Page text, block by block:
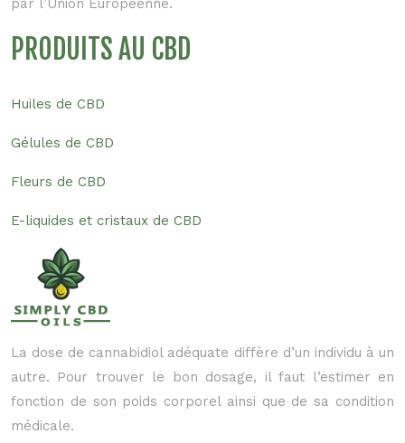
par l’Union Européenne.
PRODUITS AU CBD
Huiles de CBD
Gélules de CBD
Fleurs de CBD
E-liquides et cristaux de CBD
La dose de cannabidiol adéquate diffère d’un individu à un
autre. Pour trouver le bon dosage, il faut l’estimer en
fonction de son poids corporel ainsi que de sa condition
médicale.